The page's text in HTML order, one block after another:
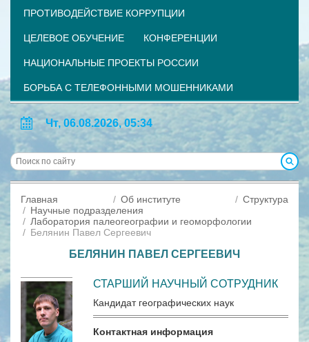
ПРОТИВОДЕЙСТВИЕ КОРРУПЦИИ
ЦЕЛЕВОЕ ОБУЧЕНИЕ КОНФЕРЕНЦИИ
НАЦИОНАЛЬНЫЕ ПРОЕКТЫ РОССИИ
БОРЬБА С ТЕЛЕФОННЫМИ МОШЕННИКАМИ
Чт, 06.08.2026, 05:34
Главная Об институте
Структура
Научные подразделения
Лаборатория палеогеографии и геоморфологии
Белянин Павел Сергеевич
БЕЛЯНИН ПАВЕЛ СЕРГЕЕВИЧ
СТАРШИЙ НАУЧНЫЙ СОТРУДНИК
Кандидат географических наук
Контактная информация